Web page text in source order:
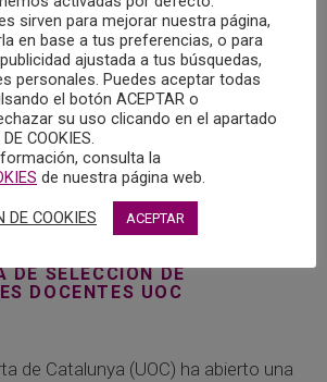
DE SELECCIÓN DE
DOCENTES UOC
de Catalunya (UOC) ha abierto una
sirven para mejorar nuestra página,
en base a tus preferencias, o para
ajustada a tus búsquedas,
personales. Puedes aceptar todas
el botón ACEPTAR o
su uso clicando en el apartado
COOKIES.
consulta la
de nuestra página web.
DE COOKIES ACEPTAR